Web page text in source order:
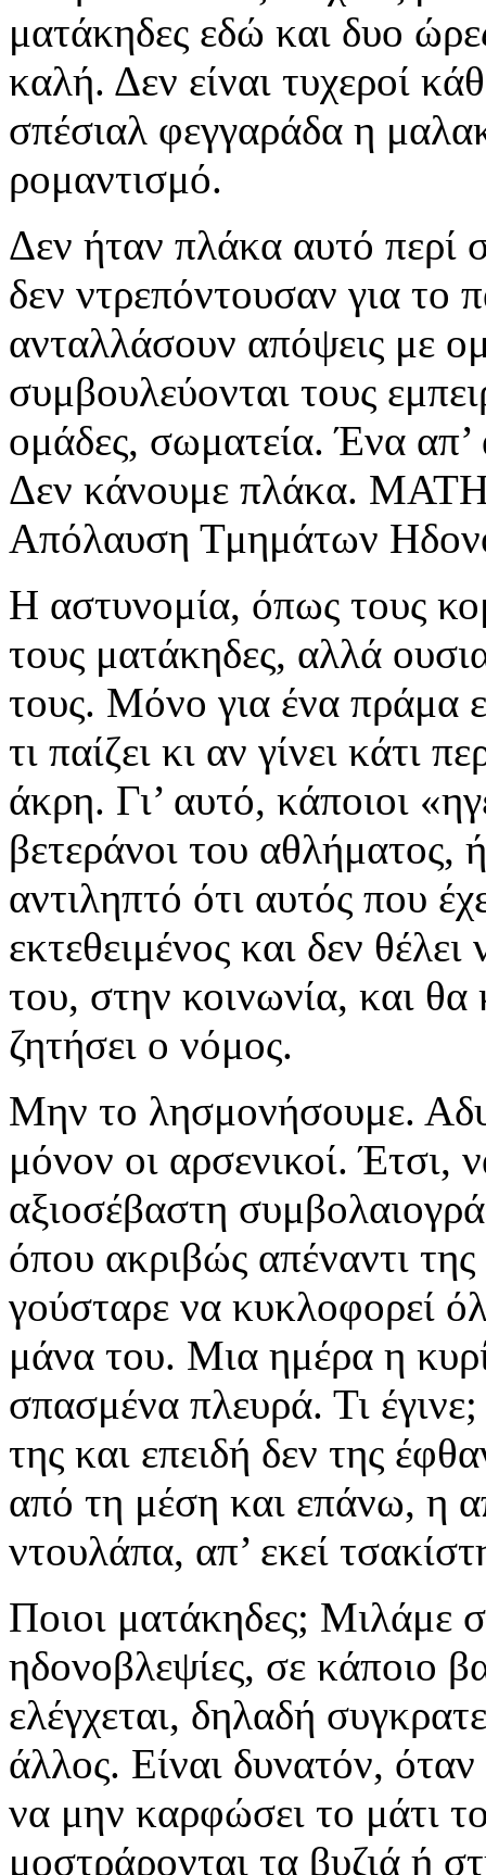
ματάκηδες εδώ και δυο
καλή. Δεν είναι τυχεροί
σπέσιαλ φεγγαράδα η
ρομαντισμό.
Δεν ήταν πλάκα αυτό περί
δεν ντρεπόντουσαν για το
ανταλλάσουν απόψεις με
συμβουλεύονται τους
ομάδες, σωματεία. Ένα
Δεν κάνουμε πλάκα.
Απόλαυση Τμημάτων
Η αστυνομία, όπως τους
τους ματάκηδες, αλλά
τους. Μόνο για ένα πράμα
τι παίζει κι αν γίνει κάτι
άκρη. Γι’ αυτό, κάποιοι
βετεράνοι του αθλήματος,
αντιληπτό ότι αυτός που
εκτεθειμένος και δεν
του, στην κοινωνία, και
ζητήσει ο νόμος.
Μην το λησμονήσουμε.
μόνον οι αρσενικοί.
αξιοσέβαστη
όπου ακριβώς απέναντι
γούσταρε να κυκλοφορεί
μάνα του. Μια ημέρα η
σπασμένα πλευρά. Τι έγινε;
της και επειδή δεν της
από τη μέση και επάνω, η
ντουλάπα, απ’ εκεί
Ποιοι ματάκηδες; Μιλάμε
ηδονοβλεψίες, σε κάποιο
ελέγχεται, δηλαδή
άλλος. Είναι δυνατόν,
να μην καρφώσει το μάτι
μοστράρονται τα βυζιά ή